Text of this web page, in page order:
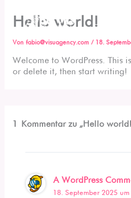
Inhalt
springenHello world!
Vonfabio@visuagency.com/ 18.
Welcome to WordPress. This
or delete it, then start writing!
1 Kommentar zu „Hello
A WordPress
18. September 2025